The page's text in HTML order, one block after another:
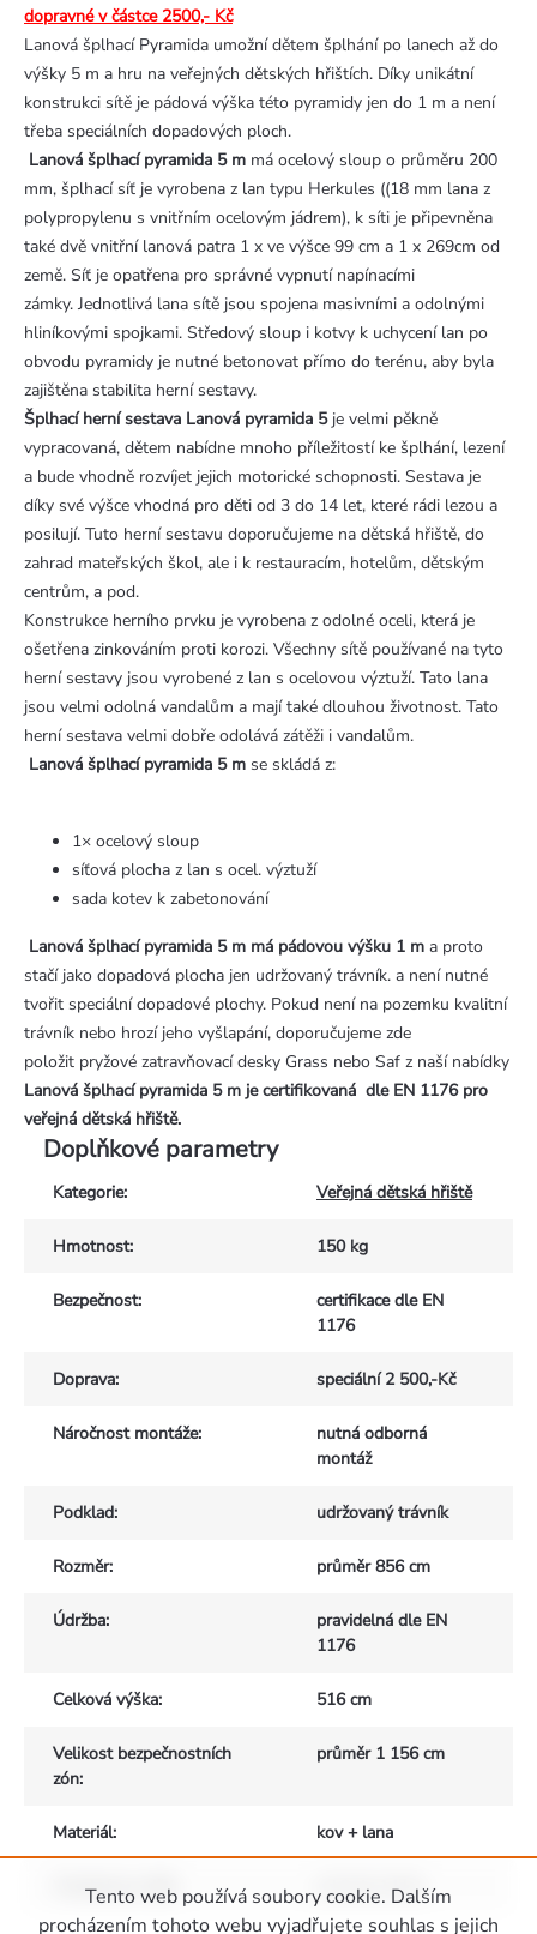
Tento web používá soubory cookie. Dalším
procházením tohoto webu vyjadřujete souhlas s jejich
dopravné v částce 2500,- Kč
Lanová šplhací Pyramida umožní dětem šplhání po lanech až do
výšky 5 m a hru na veřejných dětských hřištích. Díky unikátní
konstrukci sítě je pádová výška této pyramidy jen do 1 m a není
třeba speciálních dopadových ploch.
Lanová šplhací pyramida 5 m má ocelový sloup o průměru 200
mm, šplhací síť je vyrobena z lan typu Herkules ((18 mm lana z
polypropylenu s vnitřním ocelovým jádrem), k síti je připevněna
také dvě vnitřní lanová patra 1 x ve výšce 99 cm a 1 x 269cm od
země. Síť je opatřena pro správné vypnutí napínacími
zámky. Jednotlivá lana sítě jsou spojena masivními a odolnými
hliníkovými spojkami. Středový sloup i kotvy k uchycení lan po
obvodu pyramidy je nutné betonovat přímo do terénu, aby byla
zajištěna stabilita herní sestavy.
Šplhací herní sestava Lanová pyramida 5je velmi pěkně
vypracovaná, dětem nabídne mnoho příležitostí ke šplhání, lezení
a bude vhodně rozvíjet jejich motorické schopnosti. Sestava je
díky své výšce vhodná pro děti od 3 do 14 let, které rádi lezou a
posilují. Tuto herní sestavu doporučujeme na dětská hřiště, do
zahrad mateřských škol, ale i k restauracím, hotelům, dětským
centrům, a pod.
Konstrukce herního prvku je vyrobena z odolné oceli, která je
ošetřena zinkováním proti korozi. Všechny sítě používané na tyto
herní sestavy jsou vyrobené z lan s ocelovou výztuží. Tato lana
jsou velmi odolná vandalům a mají také dlouhou životnost. Tato
herní sestava velmi dobře odolává zátěži i vandalům.
Lanová šplhací pyramida 5 m se skládá z:
1× ocelový sloup
síťová plocha z lan s ocel. výztuží
sada kotev k zabetonování
Lanová šplhací pyramida 5 m má pádovou výšku 1 m a proto
stačí jako dopadová plocha jen udržovaný trávník. a není nutné
tvořit speciální dopadové plochy. Pokud není na pozemku kvalitní
trávník nebo hrozí jeho vyšlapání, doporučujeme zde
položit pryžové zatravňovací desky Grass nebo Saf z naší nabídky
Lanová šplhací pyramida 5 m je certifikovaná dle EN 1176 pro
veřejná dětská hřiště.
Doplňkové parametry
Kategorie: Veřejná dětská hřiště
Hmotnost: 150 kg
Bezpečnost:
certifikace dle EN
1176
Doprava: speciální 2 500,-Kč
Náročnost montáže:
nutná odborná
montáž
Podklad: udržovaný trávník
Rozměr: průměr 856 cm
Údržba:
pravidelná dle EN
1176
Celková výška: 516 cm
Velikost bezpečnostních
zón:
průměr 1 156 cm
Materiál: kov + lana
Vhodné pro děti od 3 do 14 let